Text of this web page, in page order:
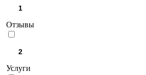
Отзывы
Услуги